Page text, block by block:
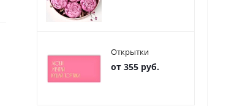
Открытки
от 355 руб.